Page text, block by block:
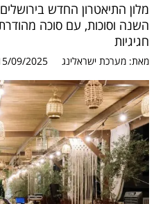
מלון התיאטרון החדש
השנה וסוכות, עם סוכה
חגיגיות
מאת: מערכת ישראלינג 09/2025